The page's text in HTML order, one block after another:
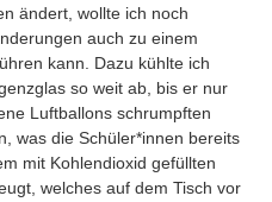
ändert, wollte ich noch
auch zu einem
kann. Dazu kühlte ich
so weit ab, bis er nur
Luftballons schrumpften
was die Schüler*innen bereits
mit Kohlendioxid gefüllten
welches auf dem Tisch vor